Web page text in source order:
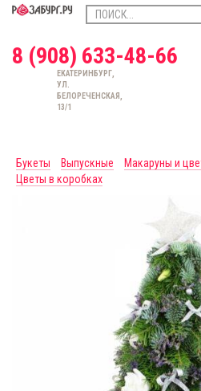
8 (908) 633-48-66
ЕКАТЕРИНБУРГ,
УЛ.
БЕЛОРЕЧЕНСКАЯ,
13/1
Букеты
Выпускные Макаруны и
Цветы в коробках